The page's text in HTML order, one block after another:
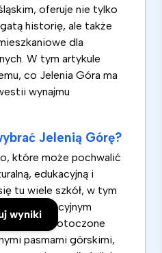
wyniki
oferuje nie tylko
historię, ale także
dla
W tym artykule
co Jelenia Góra ma
wynajmu
Jelenią Górę?
które może pochwalić
edukacyjną i
tu wiele szkół, w tym
je atrakcyjnym
Miasto otoczone
pasmami górskimi,